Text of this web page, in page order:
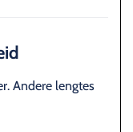
Andere lengtes